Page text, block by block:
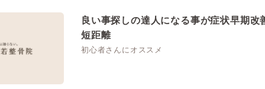
良い事探しの達人になる事が症状早期改
短距離
初心者さんにオススメ